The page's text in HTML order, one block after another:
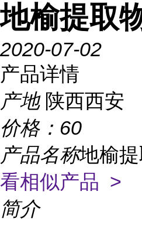
地榆提取
2020-07-02
产品详情
产地 陕西西安
价格： 60
产品名称地榆
看相似产品 >
简介